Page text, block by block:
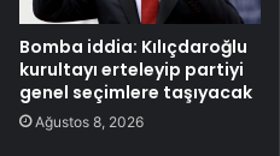
Bomba iddia: Kılıçdaroğlu
kurultayı erteleyip partiyi
genel seçimlere taşıyacak
Ağustos 8, 2026